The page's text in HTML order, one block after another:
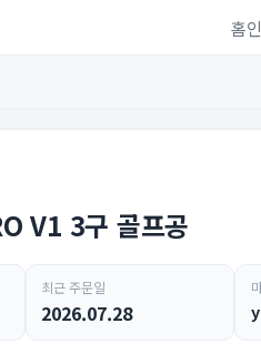
홈
V1 3구 골프공
최근 주문일
2026.07.28